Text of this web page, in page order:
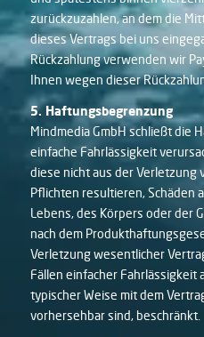
zurückzuzahlen, an dem die
dieses Vertrags bei uns
Rückzahlung verwenden wir
Ihnen wegen dieser
5. Haftungsbegrenzung
Mindmedia GmbH schließt die
einfache Fahrlässigkeit
diese nicht aus der Verletzung
Pflichten resultieren, Schäden
Lebens, des Körpers oder der
nach dem
Verletzung wesentlicher
Fällen einfacher Fahrlässigkeit
typischer Weise mit dem
vorhersehbar sind, beschränkt.